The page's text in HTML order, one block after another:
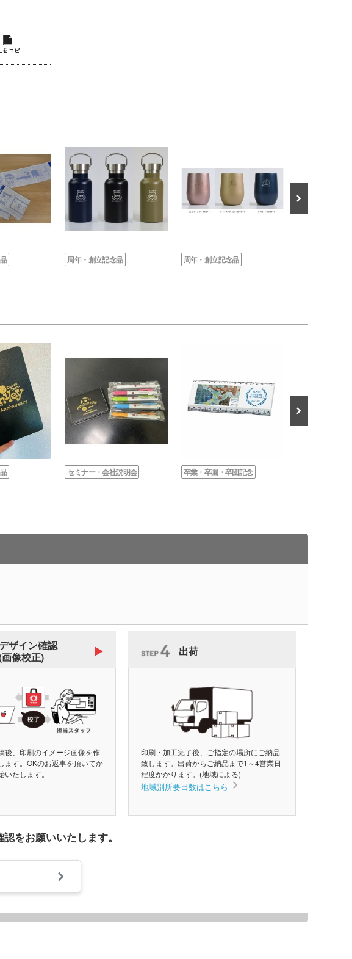
周年・創立記念品 周年・創立記念品
セミナー・会社説明会 卒業・卒園・卒団記念
デザイン確認
像校正)
後、印刷のイメージ画像を作
ます。OKのお返事を頂いてか
いたします。
出荷
地域別所要日数はこちら
印刷・加工完了後、ご指定の場所にご納品
致します。出荷からご納品まで1～4営業日
程度かかります。(地域による)
をお願いいたします。